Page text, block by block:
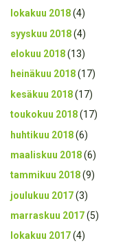
lokakuu 2018(4)
syyskuu 2018(4)
elokuu 2018(13)
heinäkuu 2018(17)
kesäkuu 2018(17)
toukokuu 2018(17)
huhtikuu 2018(6)
maaliskuu 2018(6)
tammikuu 2018(9)
joulukuu 2017(3)
marraskuu 2017(5)
lokakuu 2017(4)